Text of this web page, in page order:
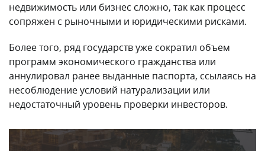
недвижимость или бизнес сложно, так как процесс
сопряжен с рыночными и юридическими рисками.
Более того, ряд государств уже сократил объем
программ экономического гражданства или
аннулировал ранее выданные паспорта, ссылаясь на
несоблюдение условий натурализации или
недостаточный уровень проверки инвесторов.